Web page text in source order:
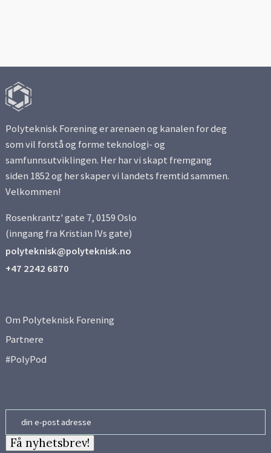
Polyteknisk Forening er arenaen og kanalen for deg
som vil forstå og forme teknologi- og
samfunnsutviklingen. Her har vi skapt fremgang
siden 1852 og her skaper vi landets fremtid sammen.
Velkommen!
Rosenkrantz' gate 7, 0159 Oslo
(inngang fra Kristian IVs gate)
polyteknisk@polyteknisk.no
+47 2242 6870
Om Polyteknisk Forening
Partnere
#PolyPod
Få nyhetsbrev!